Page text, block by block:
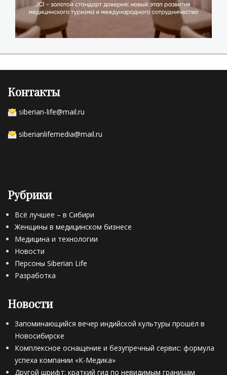
Контакты
siberian-life@mail.ru
siberianlifemedia@mail.ru
Рубрики
Всё лучшее – в Сибири
Женщины в медицинском бизнесе
Медицина и технологии
Новости
Персоны Siberian Life
Разработка
Новости
Запоминающийся вечер индийской культуры прошёл в
Новосибирске
Комплексное оснащение и безупречный сервис: формула
успеха компании «К-Медика»
Другой шрифт: краткий гид по невидимым границам